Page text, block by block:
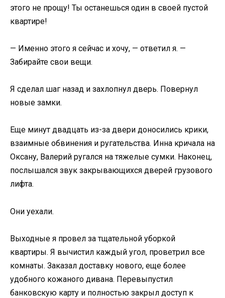
этого не прощу! Ты останешься один в своей пустой
квартире!
— Именно этого я сейчас и хочу, — ответил я. —
Забирайте свои вещи.
Я сделал шаг назад и захлопнул дверь. Повернул
новые замки.
Еще минут двадцать из-за двери доносились крики,
взаимные обвинения и ругательства. Инна кричала на
Оксану, Валерий ругался на тяжелые сумки. Наконец,
послышался звук закрывающихся дверей грузового
лифта.
Они уехали.
Выходные я провел за тщательной уборкой
квартиры. Я вычистил каждый угол, проветрил все
комнаты. Заказал доставку нового, еще более
удобного кожаного дивана. Перевыпустил
банковскую карту и полностью закрыл доступ к